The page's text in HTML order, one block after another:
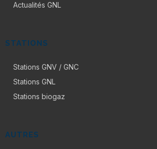
Actualités GNL
STATIONS
Stations GNV / GNC
Stations GNL
Stations biogaz
AUTRES